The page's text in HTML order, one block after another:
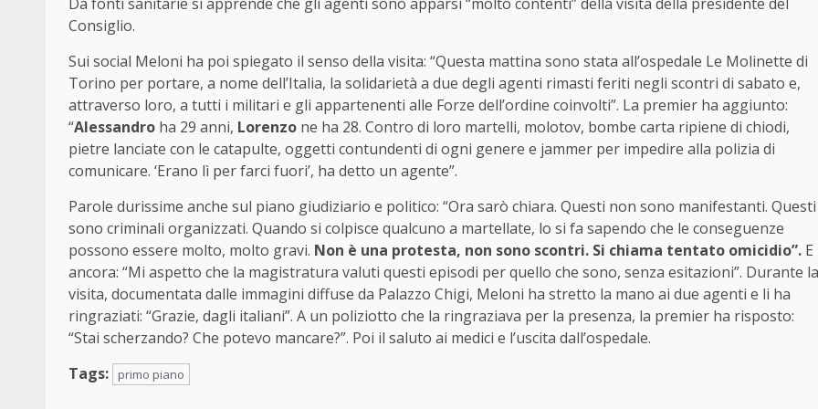
Consiglio.
Sui social Meloni ha poi spiegato il senso della visita: “Questa mattina sono stata all’ospedale Le Molinette di
Torino per portare, a nome dell’Italia, la solidarietà a due degli agenti rimasti feriti negli scontri di sabato e,
attraverso loro, a tutti i militari e gli appartenenti alle Forze dell’ordine coinvolti”. La premier ha aggiunto:
“Alessandro ha 29 anni, Lorenzo ne ha 28. Contro di loro martelli, molotov, bombe carta ripiene di chiodi,
pietre lanciate con le catapulte, oggetti contundenti di ogni genere e jammer per impedire alla polizia di
comunicare. ‘Erano lì per farci fuori’, ha detto un agente”.
Parole durissime anche sul piano giudiziario e politico: “Ora sarò chiara. Questi non sono manifestanti. Questi
sono criminali organizzati. Quando si colpisce qualcuno a martellate, lo si fa sapendo che le conseguenze
possono essere molto, molto gravi. Non è una protesta, non sono scontri. Si chiama tentato omicidio”. E
ancora: “Mi aspetto che la magistratura valuti questi episodi per quello che sono, senza esitazioni”. Durante la
visita, documentata dalle immagini diffuse da Palazzo Chigi, Meloni ha stretto la mano ai due agenti e li ha
ringraziati: “Grazie, dagli italiani”. A un poliziotto che la ringraziava per la presenza, la premier ha risposto:
“Stai scherzando? Che potevo mancare?”. Poi il saluto ai medici e l’uscita dall’ospedale.
Tags:
primo piano